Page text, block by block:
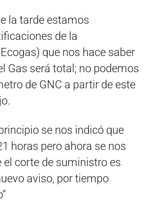
la tarde estamos
de la
que nos hace saber
Gas será total; no podemos
de GNC a partir de este
se nos indicó que
horas pero ahora se nos
el corte de suministro es
aviso, por tiempo